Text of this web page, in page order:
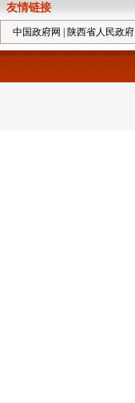
友情链接
中国政府网 陕西省人民政府